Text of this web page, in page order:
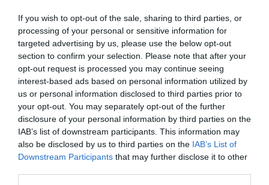
If you wish to opt-out of the sale, sharing to third parties, or
processing of your personal or sensitive information for
targeted advertising by us, please use the below opt-out
section to confirm your selection. Please note that after your
opt-out request is processed you may continue seeing
interest-based ads based on personal information utilized by
us or personal information disclosed to third parties prior to
your opt-out. You may separately opt-out of the further
disclosure of your personal information by third parties on the
IAB’s list of downstream participants. This information may
also be disclosed by us to third parties on the IAB’s List of
Downstream Participants that may further disclose it to other
25.09.2025 | 14:26
Αττική: Ανθρώπινο έμβρυο μέσα σε γυάλινο
μπουκάλι εντόπισαν οι Αρχές σε
διαμέρισμα συνταξιούχου
Κατηγορείται για παράβαση νομοθεσίας περί
αρχαιοτήτων